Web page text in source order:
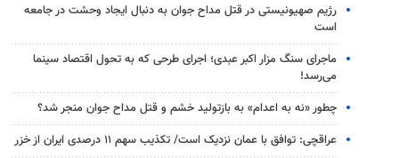
رژیم صهیونیستی در قتل مداح جوان به دنبال ایجاد وحشت در جامعه
است
ماجرای سنگ مزار اکبر عبدی؛ اجرای طرحی که به تحول اقتصاد سینما
می‌رسد!
چطور «نه به اعدام» به بازتولید خشم و قتل مداح جوان منجر شد؟
عراقچی: توافق با عمان نزدیک است/ تکذیب سهم ۱۱ درصدی ایران از خزر